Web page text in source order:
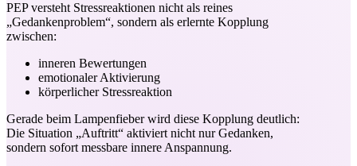
PEP versteht Stressreaktionen nicht als reines
„Gedankenproblem“, sondern als erlernte Kopplung
zwischen:
inneren Bewertungen
emotionaler Aktivierung
körperlicher Stressreaktion
Gerade beim Lampenfieber wird diese Kopplung deutlich:
Die Situation „Auftritt“ aktiviert nicht nur Gedanken,
sondern sofort messbare innere Anspannung.